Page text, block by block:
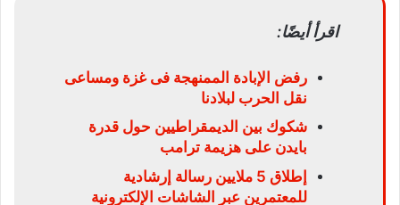
اقرأ أيضًا:
رفض الإبادة الممنهجة فى غزة ومساعى
نقل الحرب لبلادنا
شكوك بين الديمقراطيين حول قدرة
بايدن على هزيمة ترامب
إطلاق 5 ملايين رسالة إرشادية
للمعتمرين عبر الشاشات الإلكترونية